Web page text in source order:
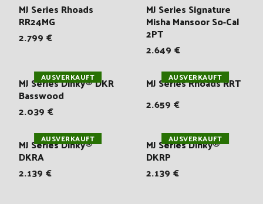
MJ Series Rhoads
RR24MG
2.799 €
MJ Series Signature
Misha Mansoor So-Cal
2PT
2.649 €
AUSVERKAUFT
MJ Series Dinky® DKR
Basswood
2.039 €
AUSVERKAUFT
MJ Series Rhoads RRT
2.659 €
AUSVERKAUFT
MJ Series Dinky®
DKRA
2.139 €
AUSVERKAUFT
MJ Series Dinky®
DKRP
2.139 €